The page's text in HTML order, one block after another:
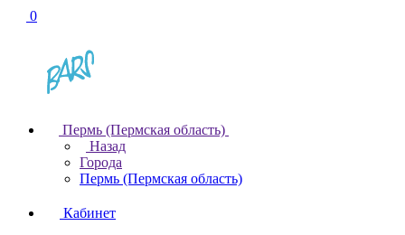
0
Пермь (Пермская область)
Назад
Города
Пермь (Пермская область)
Кабинет